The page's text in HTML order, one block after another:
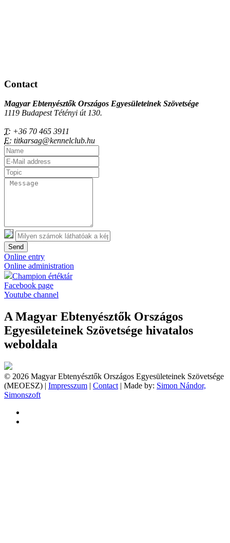
Contact
Magyar Ebtenyésztők Országos Egyesületeinek Szövetsége
1119 Budapest Tétényi út 130.
T: +36 70 465 3911
E: titkarsag@kennelclub.hu
Send
Online entry
Online administration
Champion értéktár
Facebook page
Youtube channel
A Magyar Ebtenyésztők Országos
Egyesületeinek Szövetsége hivatalos
weboldala
© 2026 Magyar Ebtenyésztők Országos Egyesületeinek Szövetsége
(MEOESZ) | Impresszum | Contact | Made by: Simon Nándor,
Simonszoft